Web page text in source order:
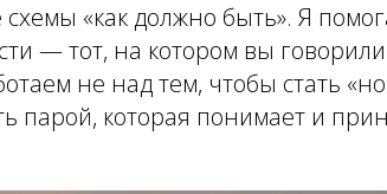
«как должно быть». Я
— тот, на котором вы
не над тем, чтобы стать
парой, которая понимает и